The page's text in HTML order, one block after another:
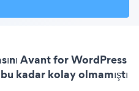
Avant for WordPress
kadar kolay olmamıştı